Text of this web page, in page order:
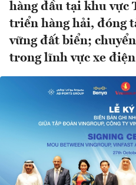
hàng đầu tại khu vực
triển hàng hải, đóng
vững đất biển;
trong lĩnh vực xe